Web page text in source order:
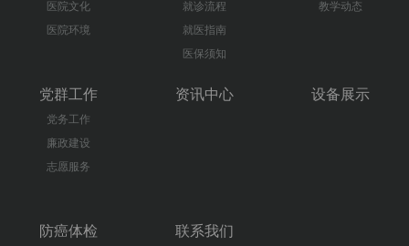
医院文化
医院环境
就诊流程
就医指南
医保须知
教学动态
党群工作
党务工作
廉政建设
志愿服务
资讯中心 设备展示
防癌体检 联系我们